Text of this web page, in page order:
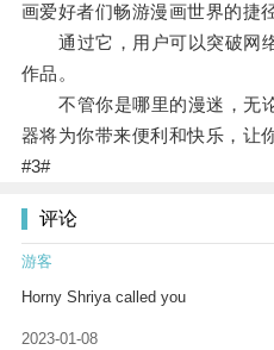
画爱好者们畅游漫画世界的捷径
通过它，用户可以突破网
作品。
不管你是哪里的漫迷，无
器将为你带来便利和快乐，让
#3#
评论
游客
Horny Shriya called you
2023-01-08